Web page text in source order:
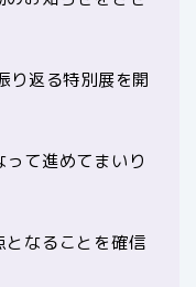
り返る特別展を開
って進めてまいり
となることを確信